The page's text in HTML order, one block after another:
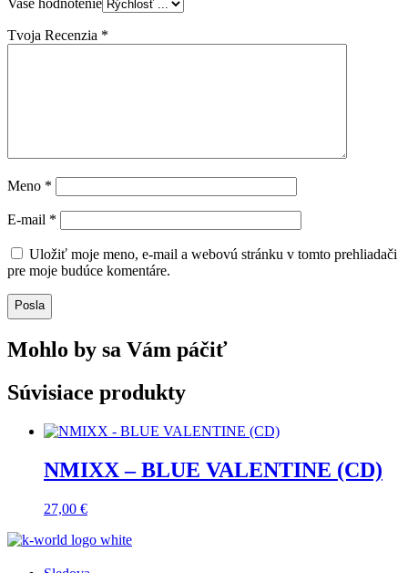
Vaše hodnotenie
Tvoja Recenzia *
Meno *
E-mail *
Uložiť moje meno, e-mail a webovú stránku v tomto prehliadači
pre moje budúce komentáre.
Posla
Mohlo by sa Vám páčiť
Súvisiace produkty
NMIXX – BLUE VALENTINE (CD)
27,00 €